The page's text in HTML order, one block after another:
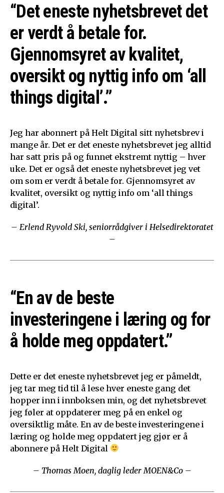
“Det eneste nyhetsbrevet det
er verdt å betale for.
Gjennomsyret av kvalitet,
oversikt og nyttig info om ‘all
things digital’.”
Jeg har abonnert på Helt Digital sitt nyhetsbrev i
mange år. Det er det eneste nyhetsbrevet jeg alltid
har satt pris på og funnet ekstremt nyttig – hver
uke. Det er også det eneste nyhetsbrevet jeg vet
om som er verdt å betale for. Gjennomsyret av
kvalitet, oversikt og nyttig info om ‘all things
digital’.
– Erlend Ryvold Ski, seniorrådgiver i Helsedirektoratet
–
“En av de beste
investeringene i læring og for
å holde meg oppdatert.”
Dette er det eneste nyhetsbrevet jeg er påmeldt,
jeg tar meg tid til å lese hver eneste gang det
hopper inn i innboksen min, og det nyhetsbrevet
jeg føler at oppdaterer meg på en enkel og
oversiktlig måte. En av de beste investeringene i
læring og holde meg oppdatert jeg gjør er å
abonnere på Helt Digital
– Thomas Moen, daglig leder MOEN&Co –